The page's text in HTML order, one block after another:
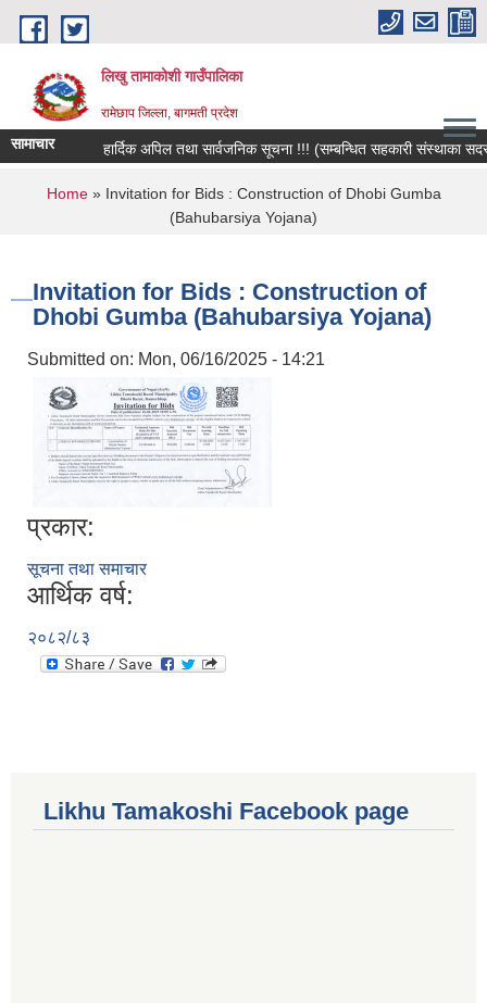
Skip to main content
लिखु तामाकोशी गाउँपालिका
रामेछाप जिल्ला, बागमती प्रदेश
सामाचार हार्दिक अपिल तथा सार्वजनिक सूचना !!! (सम्बन्धित सहकारी संस्थाका सदस्य,
You are here
Home» Invitation for Bids : Construction of Dhobi Gumba
(Bahubarsiya Yojana)
Invitation for Bids : Construction of
Dhobi Gumba (Bahubarsiya Yojana)
Submitted on: Mon, 06/16/2025 - 14:21
प्रकार:
सूचना तथा समाचार
आर्थिक वर्ष:
२०८२/८३
Likhu Tamakoshi Facebook page